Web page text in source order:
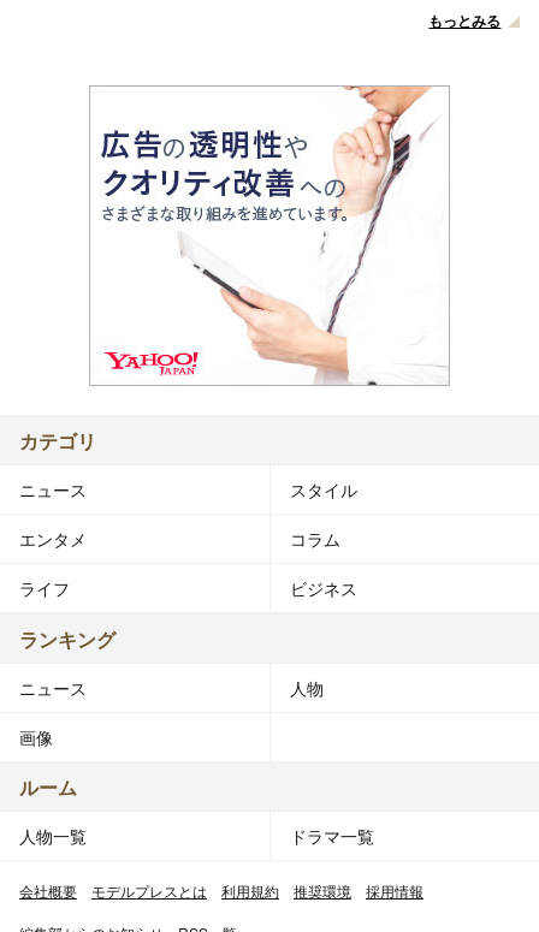
もっとみる
カテゴリ
ニュース スタイル
エンタメ コラム
ライフ ビジネス
ランキング
ニュース 人物
画像
ルーム
人物一覧 ドラマ一覧
会社概要 モデルプレスとは 利用規約 推奨環境 採用情報